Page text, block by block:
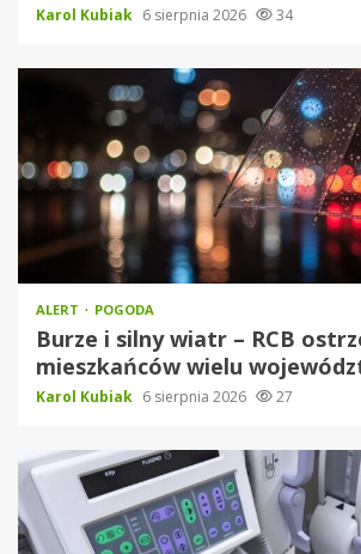
Karol Kubiak 6 sierpnia 2026 34
ALERT POGODA
Burze i silny wiatr – RCB
mieszkańców wielu
Karol Kubiak 6 sierpnia 2026 27